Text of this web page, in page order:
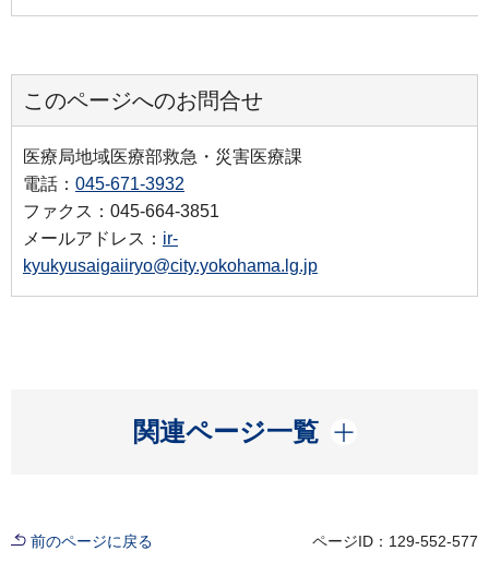
このページへのお問合せ
医療局地域医療部救急・災害医療課
電話： 045-671-3932
ファクス：045-664-3851
メールアドレス： ir-
kyukyusaigaiiryo@city.yokohama.lg.jp
関連ページ一覧
開く
前のページに戻る ページID：129-552-577